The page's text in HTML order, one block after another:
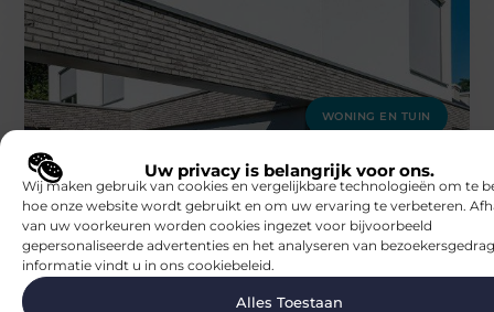
Uw privacy is belangrijk voor ons.
Wij maken gebruik van cookies en vergelijkbare technologieën om te
hoe onze website wordt gebruikt en om uw ervaring te verbeteren.
van uw voorkeuren worden cookies ingezet voor bijvoorbeeld
gepersonaliseerde advertenties en het analyseren van
informatie vindt u in ons cookiebeleid.
Alles Toestaan
WONING EN TUIN
Wat kost een aluminium carport?
Goed artikel? Deel hem dan op: Share on X (Twitter)
Share on Facebook Share on Pinterest Share on
LinkedIn Share